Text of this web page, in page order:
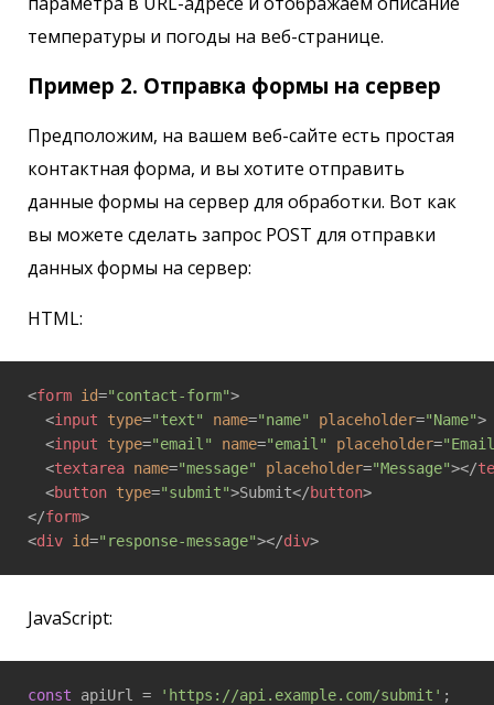
температуры и погоды на веб-странице.
Пример 2. Отправка формы на сервер
Предположим, на вашем веб-сайте есть простая
контактная форма, и вы хотите отправить
данные формы на сервер для обработки. Вот как
вы можете сделать запрос POST для отправки
данных формы на сервер:
HTML:
<form id="contact-form">
<input type="text" name="name" placeholder="Name">
<input type="email" name="email" placeholder=
<textarea name="message" placeholder="Message"></
<button type="submit">Submit</button>
</form>
<div id="response-message"></div>
JavaScript:
const apiUrl = 'https://api.example.com/submit' ;